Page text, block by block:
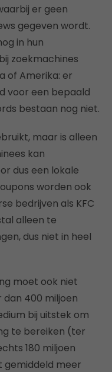
er geen
gegeven wordt.
in hun
zoekmachines
of Amerika: er
voor een bepaald
bestaan nog niet.
maar is alleen
kan
dus een lokale
worden ook
bedrijven als KFC
alleen te
dus niet in heel
moet ook niet
400 miljoen
bij uitstek om
te bereiken (ter
180 miljoen
gemiddeld meer